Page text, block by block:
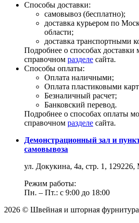
Способы доставки:
самовывоз (бесплатно);
доставка курьером по
области;
доставка транспортными
Подробнее о способах доставки
справочном разделе сайта.
Способы оплаты:
Оплата наличными;
Оплата пластиковыми
Безналичный расчет;
Банковский перевод.
Подробнее о способах оплаты
справочном разделе сайта.
Демонстрационный зал и
самовывоза
ул. Докукина, 4а, стр. 1, 129226,
Режим работы:
Пн. – Пт.: с 9:00 до 18:00
2026 © Швейная и шторная